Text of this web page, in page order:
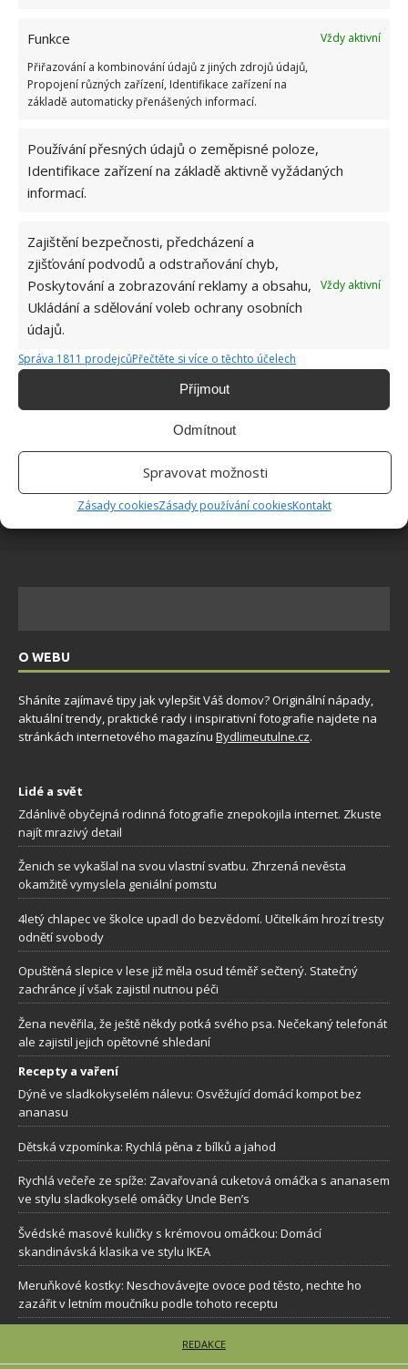
Funkce
Vždy aktivní
Přiřazování a kombinování údajů z jiných zdrojů údajů,
Propojení různých zařízení, Identifikace zařízení na
základě automaticky přenášených informací.
Používání přesných údajů o zeměpisné poloze,
Identifikace zařízení na základě aktivně vyžádaných
informací.
Zajištění bezpečnosti, předcházení a
zjišťování podvodů a odstraňování chyb,
Poskytování a zobrazování reklamy a obsahu,
Ukládání a sdělování voleb ochrany osobních
údajů.
Vždy aktivní
Správa 1811 prodejcůPřečtěte si více o těchto účelech
Příjmout
Odmítnout
Spravovat možnosti
Zásady cookiesZásady používání cookiesKontakt
ŽHAVÉ NOVINKY
Kdo vyhazuje kávovou sedlinu do koše, dělá
velkou chybu. Odpuzuje totiž škůdce a
rostlinám dodává živiny
9.8.2026
Pro okamžité zlepšení praní je potřeba zakročit
Zápalkové hnojivo na rostliny působí jako živá
voda. Dodá jim látky, které nenajdete ani v
obchodě
O WEBU
Sháníte zajímavé tipy jak vylepšit Váš domov? Originální nápady,
aktuální trendy, praktické rady i inspirativní fotografie najdete na
stránkách internetového magazínu Bydlimeutulne.cz.
Lidé a svět
Zdánlivě obyčejná rodinná fotografie znepokojila internet. Zkuste
najít mrazivý detail
Ženich se vykašlal na svou vlastní svatbu. Zhrzená nevěsta
okamžitě vymyslela geniální pomstu
4letý chlapec ve školce upadl do bezvědomí. Učitelkám hrozí tresty
odnětí svobody
Opuštěná slepice v lese již měla osud téměř sečtený. Statečný
zachránce jí však zajistil nutnou péči
Žena nevěřila, že ještě někdy potká svého psa. Nečekaný telefonát
ale zajistil jejich opětovné shledaní
Recepty a vaření
Dýně ve sladkokyselém nálevu: Osvěžující domácí kompot bez
ananasu
Dětská vzpomínka: Rychlá pěna z bílků a jahod
Rychlá večeře ze spíže: Zavařovaná cuketová omáčka s ananasem
ve stylu sladkokyselé omáčky Uncle Ben’s
Švédské masové kuličky s krémovou omáčkou: Domácí
skandinávská klasika ve stylu IKEA
Meruňkové kostky: Neschovávejte ovoce pod těsto, nechte ho
zazářit v letním moučníku podle tohoto receptu
REDAKCE